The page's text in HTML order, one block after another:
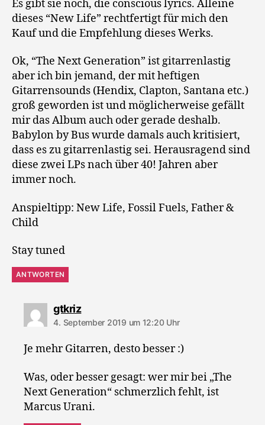
Es gibt sie noch, die conscious lyrics. Alleine
dieses “New Life” rechtfertigt für mich den
Kauf und die Empfehlung dieses Werks.
Ok, “The Next Generation” ist gitarrenlastig
aber ich bin jemand, der mit heftigen
Gitarrensounds (Hendix, Clapton, Santana etc.)
groß geworden ist und möglicherweise gefällt
mir das Album auch oder gerade deshalb.
Babylon by Bus wurde damals auch kritisiert,
dass es zu gitarrenlastig sei. Herausragend sind
diese zwei LPs nach über 40! Jahren aber
immer noch.
Anspieltipp: New Life, Fossil Fuels, Father &
Child
Stay tuned
ANTWORTEN
gtkrizsagt:
4. September 2019 um 12:20 Uhr
Je mehr Gitarren, desto besser :)
Was, oder besser gesagt: wer mir bei „The
Next Generation“ schmerzlich fehlt, ist
Marcus Urani.